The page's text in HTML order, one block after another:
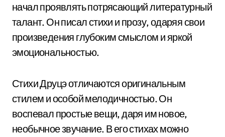
начал проявлять потрясающий литературный
талант. Он писал стихи и прозу, одаряя свои
произведения глубоким смыслом и яркой
эмоциональностью.
Стихи Друцэ отличаются оригинальным
стилем и особой мелодичностью. Он
воспевал простые вещи, даря им новое,
необычное звучание. В его стихах можно